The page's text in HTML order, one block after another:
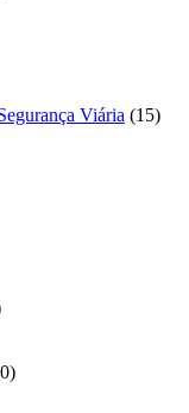
Viária (15)